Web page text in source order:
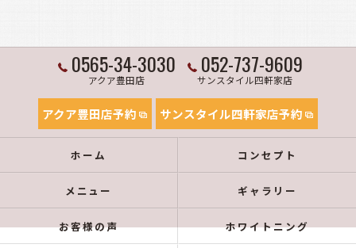
0565-34-3030
アクア豊田店
052-737-9609
サンスタイル四軒家店
アクア豊田店予約 サンスタイル四軒家店予約
ホーム コンセプト
メニュー ギャラリー
お客様の声 ホワイトニング